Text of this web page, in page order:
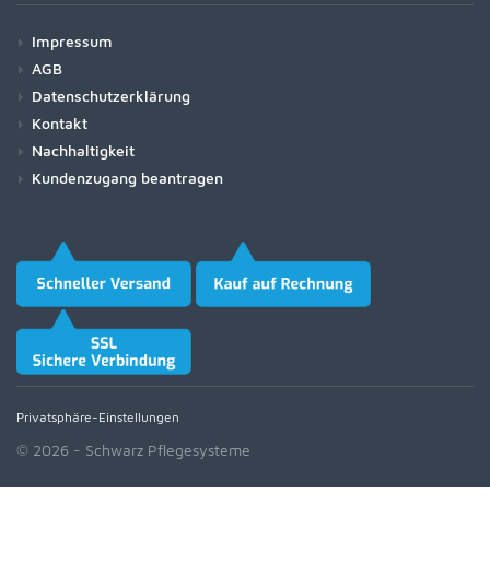
Impressum
AGB
Datenschutzerklärung
Kontakt
Nachhaltigkeit
Kundenzugang beantragen
Privatsphäre-Einstellungen
© 2026 - Schwarz Pflegesysteme